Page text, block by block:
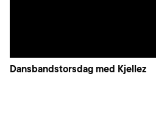
Dansbandstorsdag med Kjellez